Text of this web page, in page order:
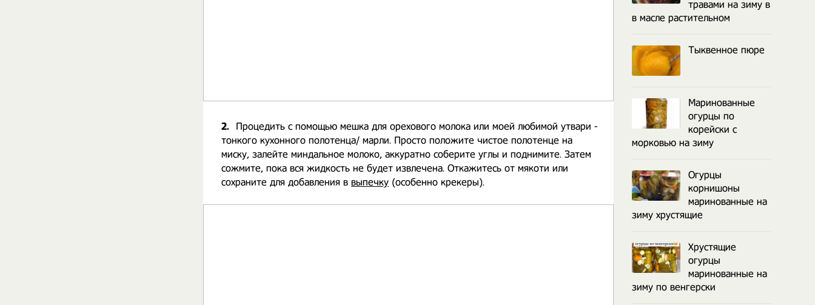
2.
Процедить с помощью мешка для орехового молока или моей любимой утвари -
тонкого кухонного полотенца/ марли. Просто положите чистое полотенце на
миску, залейте миндальное молоко, аккуратно соберите углы и поднимите. Затем
сожмите, пока вся жидкость не будет извлечена. Откажитесь от мякоти или
сохраните для добавления в выпечку (особенно крекеры).
травами на зиму в
в масле растительном
Тыквенное пюре
Маринованные
огурцы по
корейски с
морковью на зиму
Огурцы
корнишоны
маринованные на
зиму хрустящие
Хрустящие
огурцы
маринованные на
зиму по венгерски